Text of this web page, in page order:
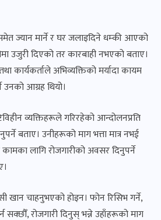
ज्यान मार्ने र घर जलाइदिने धम्की आएको
उजुरी दिएको तर कारबाही नभएको बताए।
कार्यकर्ताले अभिव्यक्तिको मर्यादा कायम
उनको आग्रह थियो।
व्यक्तिहरूले गरिरहेको आन्दोलनप्रति
बताए। उनीहरूको माग भत्ता मात्र नभई
लागि रोजगारीको अवसर दिनुपर्ने
खान चाहनुभएको होइन। फोन रिसिभ गर्ने,
सक्छौँ, रोजगारी दिनुस् भन्ने उहाँहरूको माग